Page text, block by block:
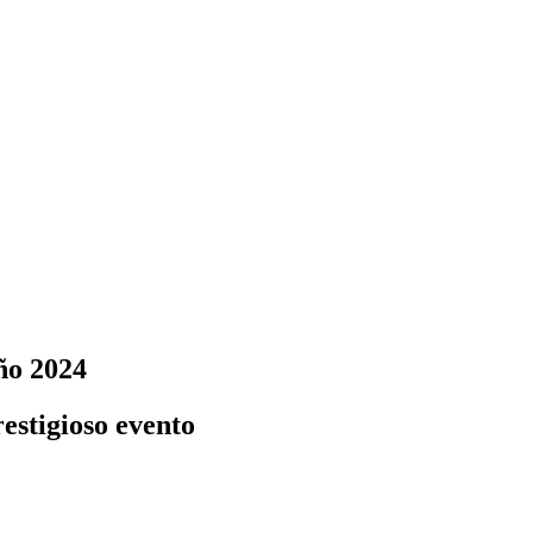
2024
evento